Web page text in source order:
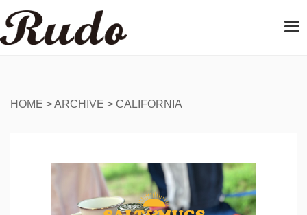
T
HOME >ARCHIVE > CALIFORNIA